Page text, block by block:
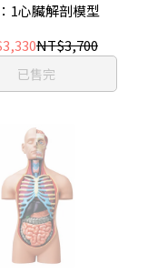
1心臟解剖模型
NT$3,700
已售完